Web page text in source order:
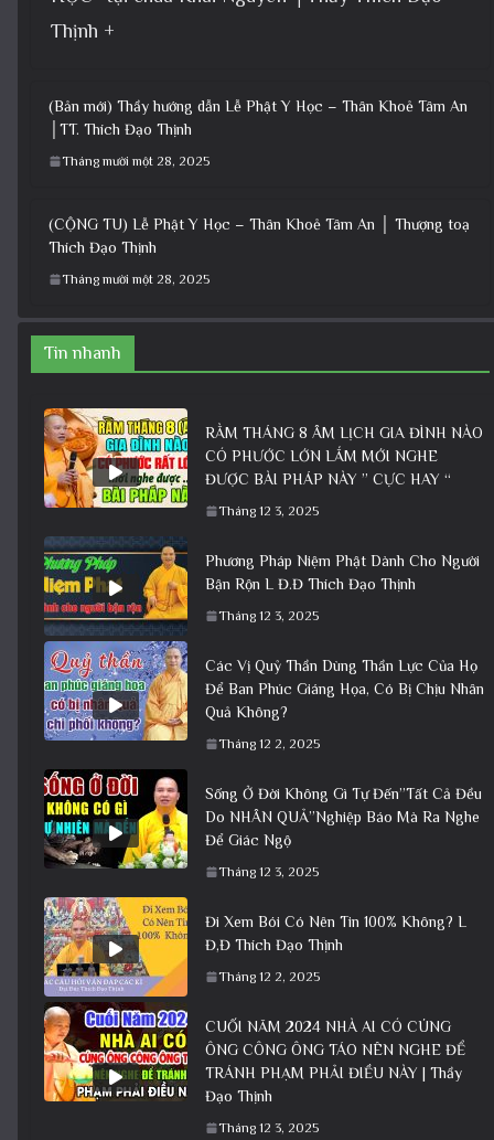
Thịnh +
(Bản mới) Thầy hướng dẫn Lễ Phật Y Học – Thân Khoẻ Tâm An
│TT. Thích Đạo Thịnh
Tháng mười một 28, 2025
(CỘNG TU) Lễ Phật Y Học – Thân Khoẻ Tâm An │ Thượng toạ
Thích Đạo Thịnh
Tháng mười một 28, 2025
Tin nhanh
RẰM THÁNG 8 ÂM LỊCH GIA ĐÌNH NÀO
CÓ PHƯỚC LỚN LẮM MỚI NGHE
ĐƯỢC BÀI PHÁP NÀY ” CỰC HAY “
Tháng 12 3, 2025
Phương Pháp Niệm Phật Dành Cho Người
Bận Rộn L Đ.Đ Thích Đạo Thịnh
Tháng 12 3, 2025
Các Vị Quỷ Thần Dùng Thần Lực Của Họ
Để Ban Phúc Giáng Họa, Có Bị Chịu Nhân
Quả Không?
Tháng 12 2, 2025
Sống Ở Đời Không Gì Tự Đến”Tất Cả Đều
Do NHÂN QUẢ”Nghiệp Báo Mà Ra Nghe
Để Giác Ngộ
Tháng 12 3, 2025
Đi Xem Bói Có Nên Tin 100% Không? L
Đ,Đ Thích Đạo Thịnh
Tháng 12 2, 2025
CUỐI NĂM 2024 NHÀ AI CÓ CÚNG
ÔNG CÔNG ÔNG TÁO NÊN NGHE ĐỂ
TRÁNH PHẠM PHẢI ĐIỀU NÀY | Thầy
Đạo Thịnh
Tháng 12 3, 2025